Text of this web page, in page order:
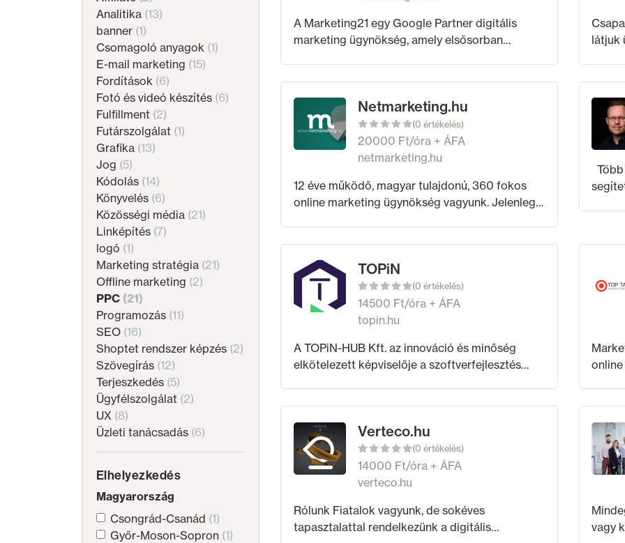
Analitika (13)
banner (1)
Csomagoló anyagok (1)
E-mail marketing (15)
Fordítások (6)
Fotó és videó készítés (6)
Fulfillment (2)
Futárszolgálat (1)
Grafika (13)
Jog (5)
Kódolás (14)
Könyvelés (6)
Közösségi média (21)
Linképítés (7)
logó (1)
Marketing stratégia (21)
Offline marketing (2)
PPC (21)
Programozás (11)
SEO (16)
Shoptet rendszer képzés (2)
Szövegírás (12)
Terjeszkedés (5)
Ügyfélszolgálat (2)
UX (8)
Üzleti tanácsadás (6)
Elhelyezkedés
Magyarország
Csongrád-Csanád (1)
Győr-Moson-Sopron (1)
A Marketing21 egy Google Partner digitális
marketing ügynökség, amely elsősorban
látjuk
Netmarketing.hu
(0 értékelés)
20000 Ft/óra + ÁFA
netmarketing.hu
12 éve működő, magyar tulajdonú, 360 fokos
online marketing ügynökség vagyunk. Jelenleg
Több mint 200 céggel dolgoztam, akiknek már
TOPiN
(0 értékelés)
14500 Ft/óra + ÁFA
topin.hu
A TOPiN-HUB Kft. az innováció és minőség
elkötelezett képviselője a szoftverfejlesztés
Verteco.hu
(0 értékelés)
14000 Ft/óra + ÁFA
verteco.hu
Rólunk Fiatalok vagyunk, de sokéves
tapasztalattal rendelkezünk a digitális
vagy